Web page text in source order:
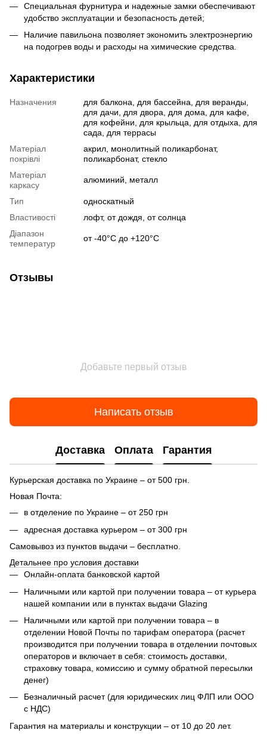
Специальная фурнитура и надежные замки обеспечивают
удобство эксплуатации и безопасность детей;
Наличие павильона позволяет экономить электроэнергию
на подогрев воды и расходы на химические средства.
Характеристики
Назначения
для балкона, для бассейна, для веранды,
для дачи, для двора, для дома, для кафе,
для кофейни, для крыльца, для отдыха, для
сада, для террасы
Матеріал
покрівлі
акрил, монолитный поликарбонат,
поликарбонат, стекло
Матеріал
каркасу
алюминий, металл
Тип
односкатный
Властивості
лофт, от дождя, от солнца
Діапазон
температур
от -40°С до +120°C
Отзывы
Добавьте первый отзыв
Написать отзыв
Доставка Оплата Гарантия
Курьерская доставка по Украине – от 500 грн.
Новая Почта:
в отделение по Украине – от 250 грн
адресная доставка курьером – от 300 грн
Самовывоз из пунктов выдачи – бесплатно.
Детальнее про условия доставки
Онлайн-оплата банковской картой
Наличными или картой при получении товара – от курьера
нашей компании или в пунктах выдачи Glazing
Наличными или картой при получении товара – в
отделении Новой Почты по тарифам оператора (расчет
производится при получении товара в отделении почтовых
операторов и включает в себя: стоимость доставки,
страховку товара, комиссию и сумму обратной пересылки
денег)
Безналичный расчет (для юридических лиц ФЛП или ООО
с НДС)
Гарантия на материалы и конструкции – от 10 до 20 лет.